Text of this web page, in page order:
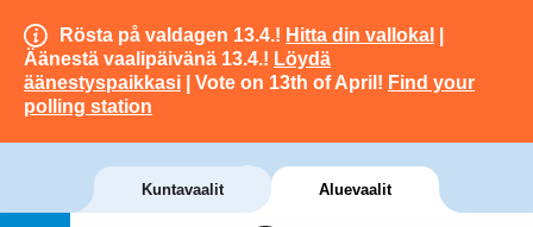
Rösta på valdagen 13.4.! Hitta din vallokal
Äänestä vaalipäivänä 13.4.! Löydä
äänestyspaikkasi | Vote on 13th of April! Find your
polling station
Kuntavaalit Aluevaalit